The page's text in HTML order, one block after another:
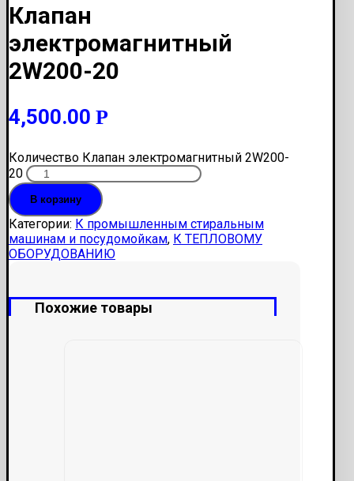
Клапан
электромагнитный
2W200-20
4,500.00 Р
Количество Клапан электромагнитный 2W200-
20
В корзину
Категории: К промышленным стиральным
машинам и посудомойкам, К ТЕПЛОВОМУ
ОБОРУДОВАНИЮ
Похожие товары